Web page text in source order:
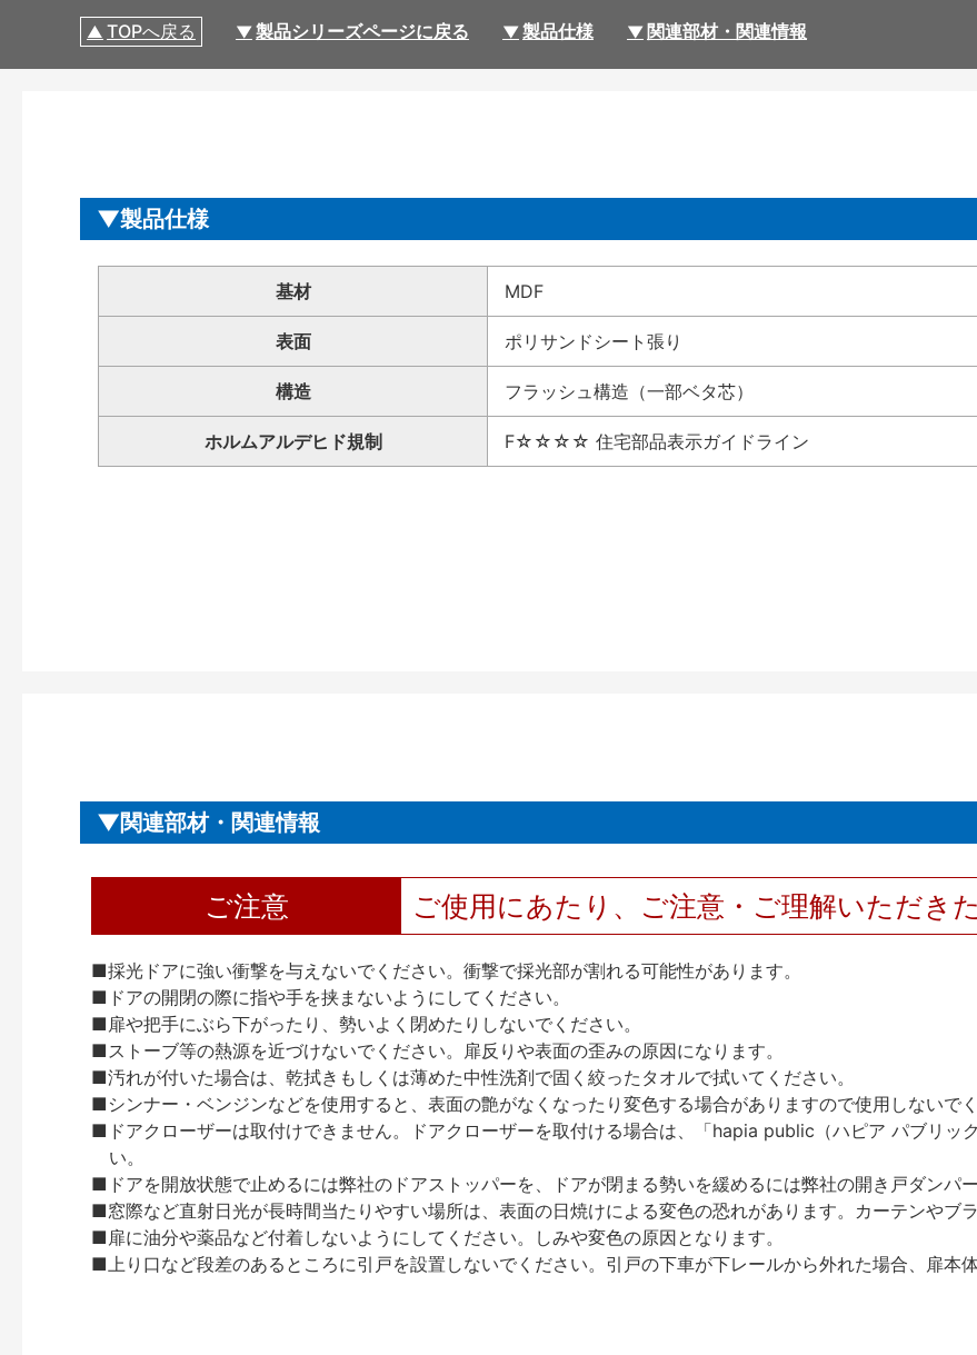
TOPへ戻る 製品シリーズページに戻る 製品仕様 関連部材・関連情報
製品仕様
基材 MDF
表面 ポリサンドシート張り
構造 フラッシュ構造（一部ベタ芯）
ホルムアルデヒド規制 F☆☆☆☆ 住宅部品表示ガイドライン
関連部材・関連情報
ご注意 ご使用にあたり、ご注意・ご理解いただき
■採光ドアに強い衝撃を与えないでください。衝撃で採光部が割れる可能性があります。
■ドアの開閉の際に指や手を挟まないようにしてください。
■扉や把手にぶら下がったり、勢いよく閉めたりしないでください。
■ストーブ等の熱源を近づけないでください。扉反りや表面の歪みの原因になります。
■汚れが付いた場合は、乾拭きもしくは薄めた中性洗剤で固く絞ったタオルで拭いてください。
■シンナー・ベンジンなどを使用すると、表面の艶がなくなったり変色する場合がありますので使用しないでく
■ドアクローザーは取付けできません。ドアクローザーを取付ける場合は、「hapia public（ハピア パブリッ
い。
■ドアを開放状態で止めるには弊社のドアストッパーを、ドアが閉まる勢いを緩めるには弊社の開き戸ダンパー
■窓際など直射日光が長時間当たりやすい場所は、表面の日焼けによる変色の恐れがあります。カーテンやブ
■扉に油分や薬品など付着しないようにしてください。しみや変色の原因となります。
■上り口など段差のあるところに引戸を設置しないでください。引戸の下車が下レールから外れた場合、扉本